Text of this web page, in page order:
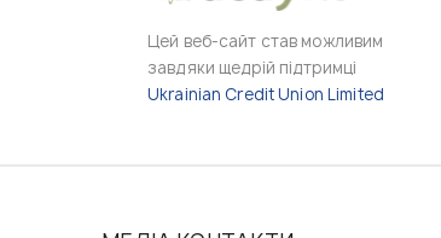
Цей веб-сайт став можливим
завдяки щедрій підтримці
Ukrainian Credit Union Limited